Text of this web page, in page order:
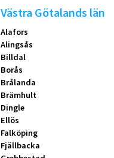
Västra Götalands län
Alafors
Alingsås
Billdal
Borås
Brålanda
Brämhult
Dingle
Ellös
Falköping
Fjällbacka